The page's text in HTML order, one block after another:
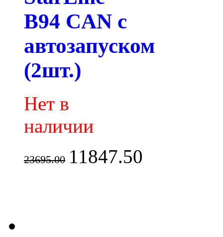
B94 CAN с
автозапуском
(2шт.)
Нет в
наличии
23695.00 11847.50